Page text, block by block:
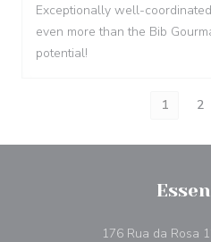
Exceptionally well-
even more than the Bib
potential!
1 2
176 Rua da Rosa